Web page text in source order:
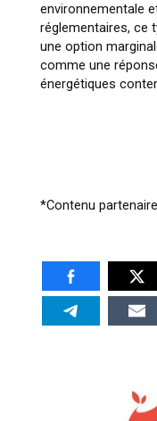
environnementale
réglementaires, ce
une option
comme une
énergétiques
*Contenu partenaire